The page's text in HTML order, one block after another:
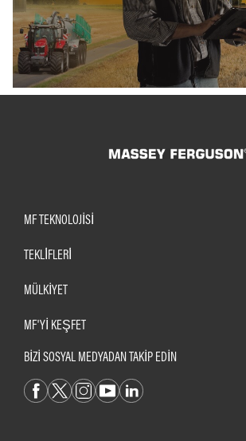
MF TEKNOLOJISI
TEKLİFLERİ
MÜLKIYET
MF'YI KEŞFET
BİZİ SOSYAL MEDYADAN TAKİP EDİN